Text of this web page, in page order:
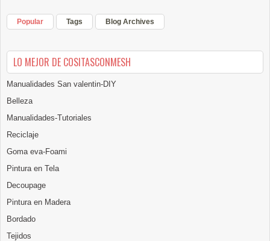
Popular Tags Blog Archives
LO MEJOR DE COSITASCONMESH
Manualidades San valentin-DIY
Belleza
Manualidades-Tutoriales
Reciclaje
Goma eva-Foami
Pintura en Tela
Decoupage
Pintura en Madera
Bordado
Tejidos